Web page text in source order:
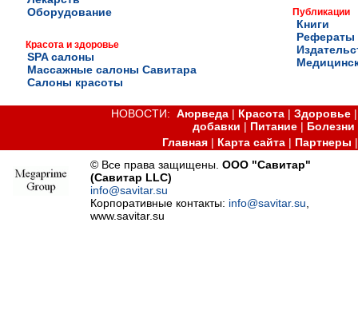
Оборудование
Красота и здоровье
SPA салоны
Массажные салоны Савитара
Салоны красоты
Публикации
Книги
Рефераты
НОВОСТИ:Аюрведа | Красота |Здоровье
добавки | Питание| Болезни
Главная| Карта сайта| Партнеры
© Все права защищены.ООО "Савитар"
(Савитар LLC)
info@savitar.su
Корпоративные контакты: info@savitar.su
www.savitar.su